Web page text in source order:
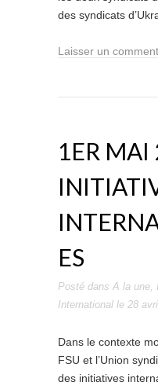
des syndicats
Laisser un
1ER MAI
ES
Posté dans A la une,
International le 28
Dans le contexte
FSU et l’Union
des initiatives